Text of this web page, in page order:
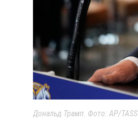
Дональд Трамп. Фото: AP/TASS